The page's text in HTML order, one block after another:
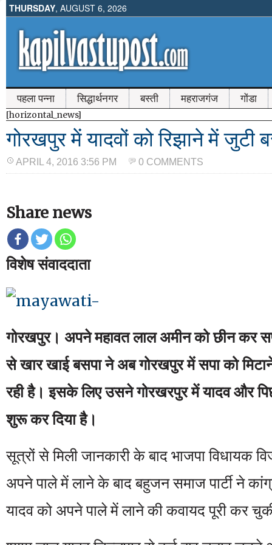
THURSDAY, AUGUST 6, 2026
पहला पन्ना सिद्धार्थनगर बस्ती महराजगंज गोंडा
[horizontal_news]
गोरखपुर में यादवों को रिझाने में जुटी
APRIL 4, 2016 3:56 PM 0 COMMENTS
Share news
विशेष संवाददाता
गोरखपुर। अपने महावत लाल अमीन को छीन कर
से खार खाई बसपा ने अब गोरखपुर में सपा को
रही है। इसके लिए उसने गोरखरपुर में यादव और
शुरू कर दिया है।
सूत्रों से मिली जानकारी के बाद भाजपा विधायक
अपने पाले में लाने के बाद बहुजन समाज पार्टी ने
यादव को अपने पाले में लाने की कवायद पूरी कर